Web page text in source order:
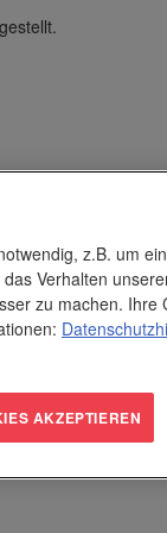
Einer
des Amur-
Für
z.B. um
Verhalten
zu machen. Ihre
AKZEPTIEREN